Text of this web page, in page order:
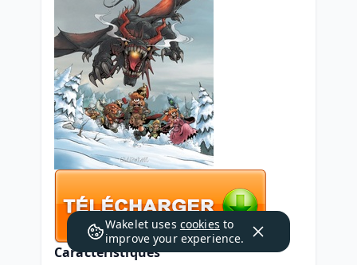
Caractéristiques
Wakelet uses cookies to
improve your experience.